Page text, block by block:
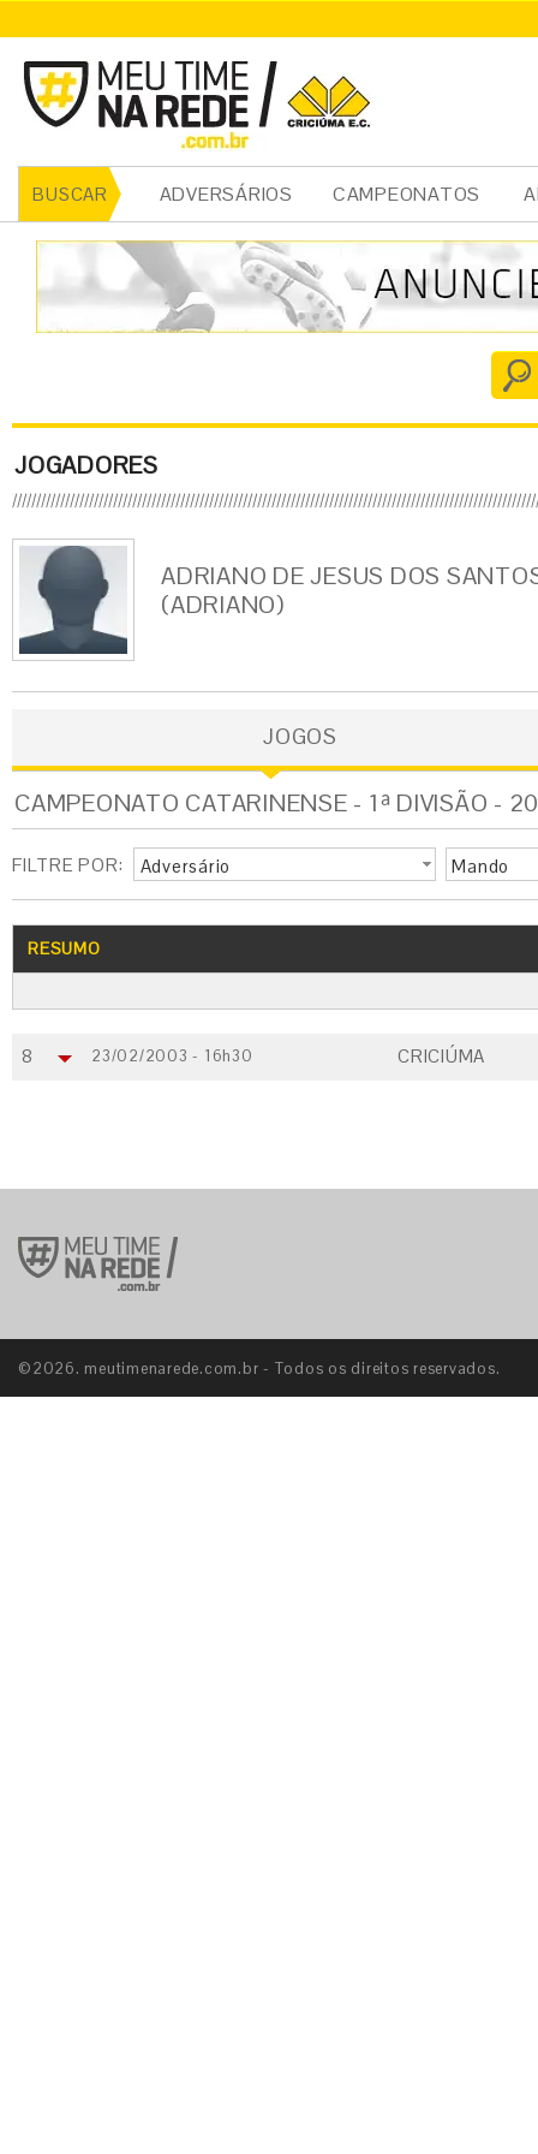
BUSCAR ADVERSÁRIOS CAMPEONATOS
JOGADORES
ADRIANO DE JESUS DOS
(ADRIANO)
JOGOS
CAMPEONATO CATARINENSE - 1ª DIVISÃO -
FILTRE POR: Adversário Mando
RESUMO
8 23/02/2003 - 16h30 CRICIÚMA
©2026. meutimenarede.com.br - Todos os direitos reservados.